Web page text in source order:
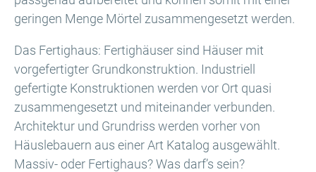
geringen Menge Mörtel zusammengesetzt werden.
Das Fertighaus: Fertighäuser sind Häuser mit
vorgefertigter Grundkonstruktion. Industriell
gefertigte Konstruktionen werden vor Ort quasi
zusammengesetzt und miteinander verbunden.
Architektur und Grundriss werden vorher von
Häuslebauern aus einer Art Katalog ausgewählt.
Massiv- oder Fertighaus? Was darf’s sein?